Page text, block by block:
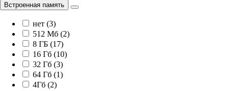
Встроенная память
нет (3)
512 Мб (2)
8 ГБ (17)
16 Гб (10)
32 Гб (3)
64 Гб (1)
4Гб (2)